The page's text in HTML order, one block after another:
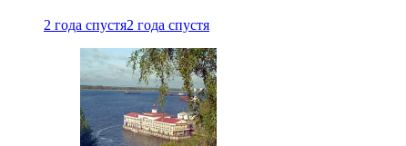
2 года спустя2 года спустя